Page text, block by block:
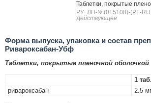
Таблетки, покрытые
РУ: ЛП-№(015108)-(РГ-
Действующее
Форма выпуска, упаковка и состав
Ривароксабан-Убф
Таблетки, покрытые пленочной оболочкой
1 таб.
ривароксабан
2.5